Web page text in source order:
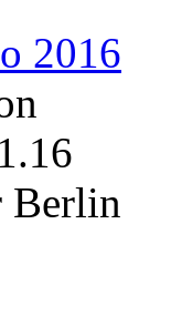
2016
Berlin